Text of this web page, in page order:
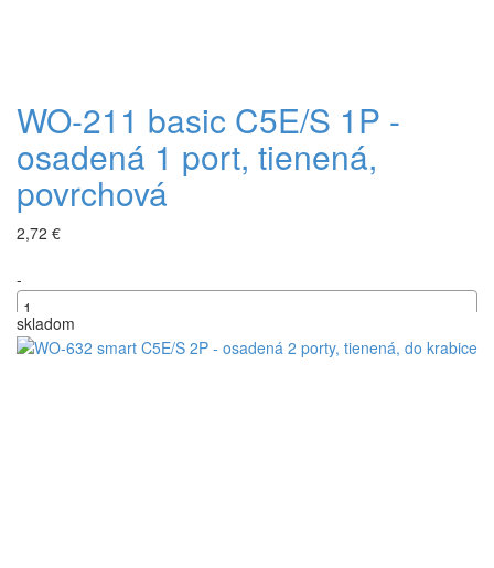
WO-211 basic C5E/S 1P -
osadená 1 port, tienená,
povrchová
2,72 €
-
+
skladom